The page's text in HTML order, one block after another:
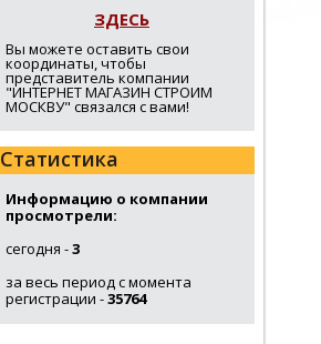
ЗДЕСЬ
Вы можете оставить свои
координаты, чтобы
представитель компании
"ИНТЕРНЕТ МАГАЗИН СТРОИМ
МОСКВУ" связался с вами!
Статистика
Информацию о компании
просмотрели:
сегодня -3
за весь период с момента
регистрации -35764